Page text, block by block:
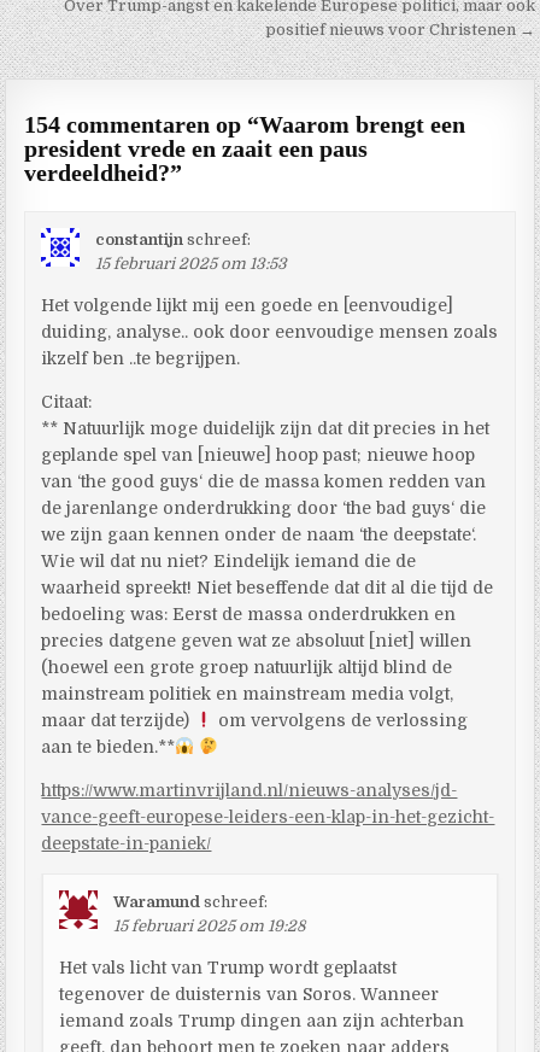
Over Trump-angst en kakelende Europese politici, maar ook
positief nieuws voor Christenen →
154 commentaren op “Waarom brengt een
president vrede en zaait een paus
verdeeldheid?”
constantijn schreef:
15 februari 2025 om 13:53
Het volgende lijkt mij een goede en [eenvoudige]
duiding, analyse.. ook door eenvoudige mensen zoals
ikzelf ben ..te begrijpen.
Citaat:
** Natuurlijk moge duidelijk zijn dat dit precies in het
geplande spel van [nieuwe] hoop past; nieuwe hoop
van ‘the good guys‘ die de massa komen redden van
de jarenlange onderdrukking door ‘the bad guys‘ die
we zijn gaan kennen onder de naam ‘the deepstate‘.
Wie wil dat nu niet? Eindelijk iemand die de
waarheid spreekt! Niet beseffende dat dit al die tijd de
bedoeling was: Eerst de massa onderdrukken en
precies datgene geven wat ze absoluut [niet] willen
(hoewel een grote groep natuurlijk altijd blind de
mainstream politiek en mainstream media volgt,
maar dat terzijde)
om vervolgens de verlossing
aan te bieden.**
https://www.martinvrijland.nl/nieuws-analyses/jd-
vance-geeft-europese-leiders-een-klap-in-het-gezicht-
deepstate-in-paniek/
Waramund schreef:
15 februari 2025 om 19:28
Het vals licht van Trump wordt geplaatst
tegenover de duisternis van Soros. Wanneer
iemand zoals Trump dingen aan zijn achterban
geeft, dan behoort men te zoeken naar adders